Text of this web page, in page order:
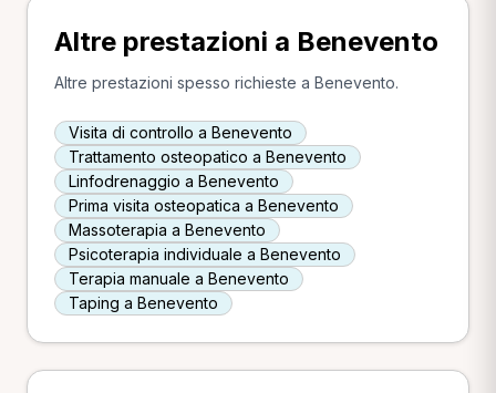
Altre prestazioni a Benevento
Altre prestazioni spesso richieste a Benevento.
Visita di controllo a Benevento
Trattamento osteopatico a Benevento
Linfodrenaggio a Benevento
Prima visita osteopatica a Benevento
Massoterapia a Benevento
Psicoterapia individuale a Benevento
Terapia manuale a Benevento
Taping a Benevento